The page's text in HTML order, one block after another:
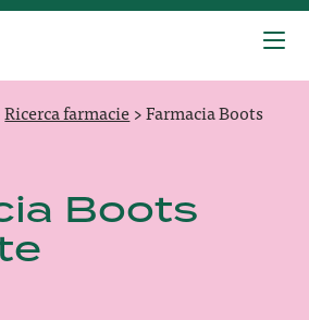
Ricerca farmacie>Farmacia Boots
Boots